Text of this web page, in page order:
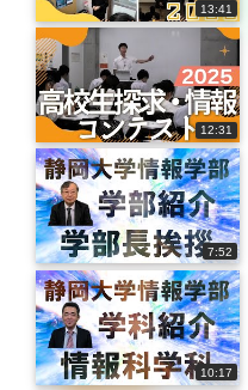
13:41
12:31
7:52
10:17